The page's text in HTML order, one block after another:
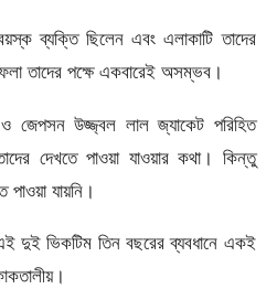
ব্যক্তি ছিলেন এবং এলাকাটি তাদের
তাদের পক্ষে একবারেই অসম্ভব।
জেপসন উজ্জ্বল লাল জ্যাকেট পরিহিত
দেখতে পাওয়া যাওয়ার কথা। কিন্তু
যায়নি।
দুই ভিকটিম তিন বছরের ব্যবধানে একই